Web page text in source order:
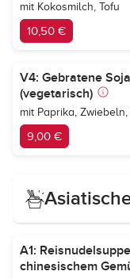
mit Kokosmilch, Tofu
10,50 €
V4: Gebratene
(vegetarisch)
mit Paprika,
9,00 €
A1:
chinesischem